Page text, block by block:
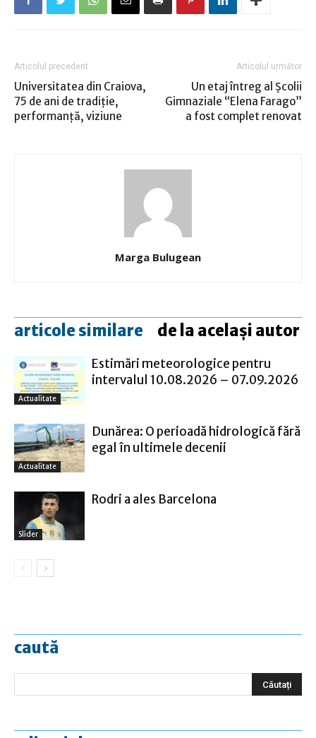
Articolul precedent
Universitatea din Craiova,
75 de ani de tradiție,
performanță, viziune
Articolul următor
Un etaj întreg al Școlii
Gimnaziale “Elena Farago”
a fost complet renovat
Marga Bulugean
articole similare de la același autor
Actualitate
Estimări meteorologice pentru
intervalul 10.08.2026 – 07.09.2026
Actualitate
Dunărea: O perioadă hidrologică fără
egal în ultimele decenii
Slider
Rodri a ales Barcelona
caută